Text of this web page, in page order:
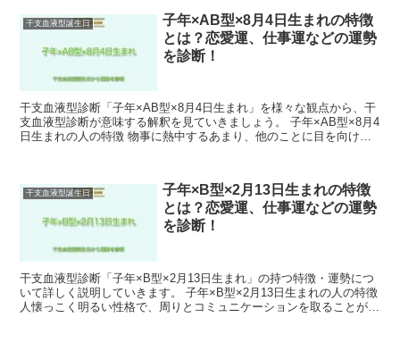
干支血液型誕生日
子年×AB型×8月4日生まれの特徴
とは？恋愛運、仕事運などの運勢
を診断！
干支血液型診断「子年×AB型×8月4日生まれ」を様々な観点から、干
支血液型診断が意味する解釈を見ていきましょう。 子年×AB型×8月4
日生まれの人の特徴 物事に熱中するあまり、他のことに目を向ける
干支血液型誕生日
子年×B型×2月13日生まれの特徴
とは？恋愛運、仕事運などの運勢
を診断！
干支血液型診断「子年×B型×2月13日生まれ」の持つ特徴・運勢につ
いて詳しく説明していきます。 子年×B型×2月13日生まれの人の特徴
人懐っこく明るい性格で、周りとコミュニケーションを取ることが大